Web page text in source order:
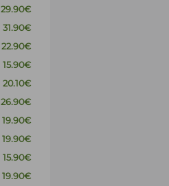
29.90€
31.90€
22.90€
15.90€
20.10€
26.90€
19.90€
19.90€
15.90€
19.90€